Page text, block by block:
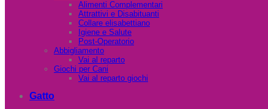
Alimenti Complementari
Attrattivi e Disabituanti
Collare elisabettiano
Igiene e Salute
Post-Operatorio
Abbigliamento
Vai al reparto
Giochi per Cani
Vai al reparto giochi
Gatto